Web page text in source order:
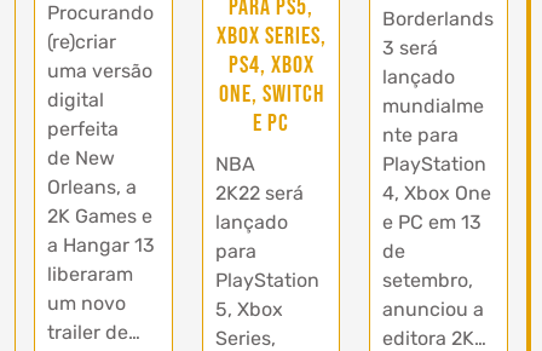
Procurando
(re)criar
uma versão
digital
perfeita
de New
Orleans, a
2K Games e
a Hangar 13
liberaram
um novo
trailer de…
para PS5,
Xbox Series,
PS4, Xbox
One, Switch
e PC
NBA
2K22 será
lançado
para
PlayStation
5, Xbox
Series,
Borderlands
3 será
lançado
mundialme
nte para
PlayStation
4, Xbox One
e PC em 13
de
setembro,
anunciou a
editora 2K…